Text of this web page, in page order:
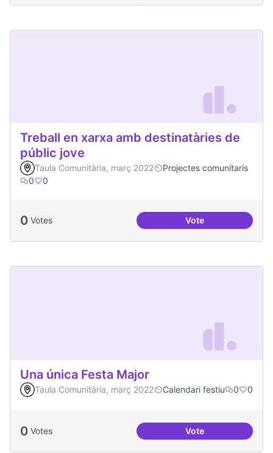
Treball en xarxa amb destinatàries de
públic jove
Taula Comunitària, març 2022
Projectes comunitaris
0
0
0 Votes VoteTreball en xarxa
Una única Festa Major
Taula Comunitària, març 2022 Calendari festiu 0 0
0 Votes VoteUna única Festa